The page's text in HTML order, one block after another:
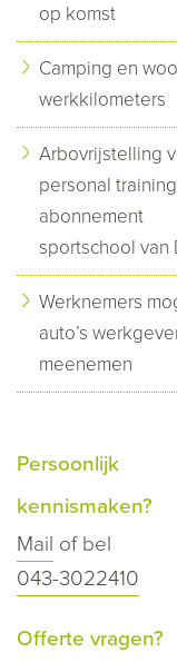
op komst
Camping en
werkkilometers
Arbovrijstelling
personal
abonnement
sportschool van
Werknemers
auto’s
meenemen
Persoonlijk
kennismaken?
Mail of bel
043-3022410
Offerte vragen?